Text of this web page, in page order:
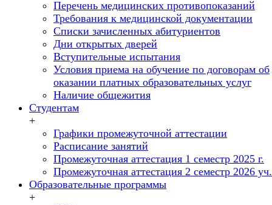
Перечень медицинских противопоказаний
Требования к медицинской документации
Списки зачисленных абитуриентов
Дни открытых дверей
Вступительные испытания
Условия приема на обучение по договорам об
оказании платных образовательных услуг
Наличие общежития
Студентам
+
Графики промежуточной аттестации
Расписание занятий
Промежуточная аттестация 1 семестр 2025 г.
Промежуточная аттестация 2 семестр 2026
Образовательные программы
+